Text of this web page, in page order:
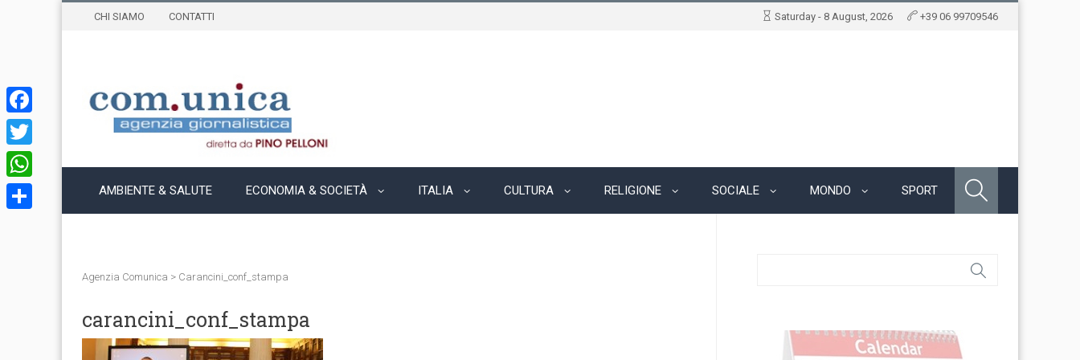
CHI SIAMO CONTATTI Saturday - 8 August, 2026 +39 06 99709546
AMBIENTE & SALUTE ECONOMIA & SOCIETÀ ITALIA CULTURA RELIGIONE SOCIALE MONDO SPORT
Agenzia Comunica > Carancini_conf_stampa
carancini_conf_stampa
Facebook
Twitter
WhatsApp